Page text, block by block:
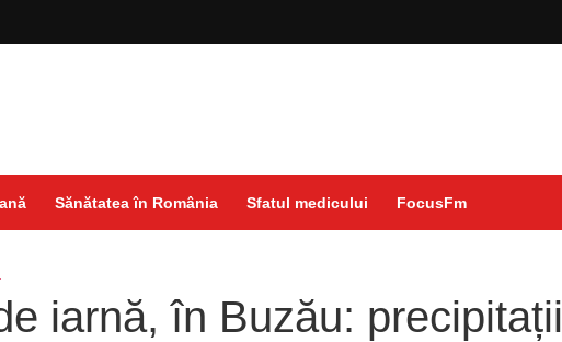
Sănătatea în România Sfatul medicului FocusFm
iarnă, în Buzău: precipitații